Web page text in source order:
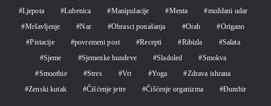
Ljepota
Lubenica Manipulacije Menta
moždani udar
Mršavljenje
Nar Obrasci ponašanja Orah
Origano
Pistacije
povremeni post Recepti Ribizla
Salata
Sjeme
Sjemenke bundeve Sladoled
Smokva
Smoothie
Stres Vrt Yoga
Zdrava ishrana
Zenski kutak
Čišćenje jetre Čišćenje organizma Đumbir